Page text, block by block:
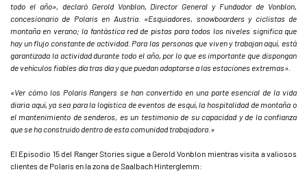
todo el año», declaró Gerold Vonblon, Director General y Fundador de Vonblon,
concesionario de Polaris en Austria. «Esquiadores, snowboarders y ciclistas de
montaña en verano; la fantástica red de pistas para todos los niveles significa que
hay un flujo constante de actividad. Para las personas que viven y trabajan aquí, está
garantizada la actividad durante todo el año, por lo que es importante que dispongan
de vehículos fiables día tras día y que puedan adaptarse a las estaciones extremas».
«Ver cómo los Polaris Rangers se han convertido en una parte esencial de la vida
diaria aquí, ya sea para la logística de eventos de esquí, la hospitalidad de montaña o
el mantenimiento de senderos, es un testimonio de su capacidad y de la confianza
que se ha construido dentro de esta comunidad trabajadora.»
El Episodio 15 del Ranger Stories sigue a Gerold Vonblon mientras visita a valiosos
clientes de Polaris en la zona de Saalbach Hinterglemm: